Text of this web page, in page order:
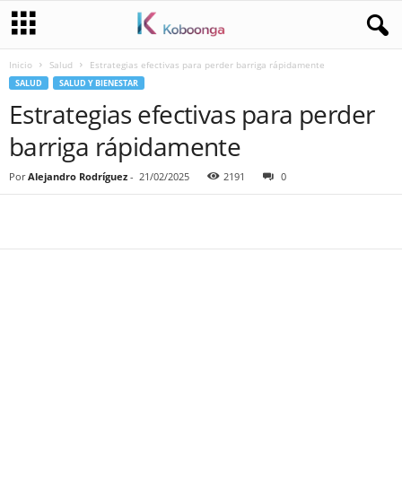
Inicio Salud Estrategias efectivas para perder barriga rápidamente
SALUD SALUD Y BIENESTAR
Estrategias efectivas para perder
barriga rápidamente
Por Alejandro Rodríguez - 21/02/2025 2191 0